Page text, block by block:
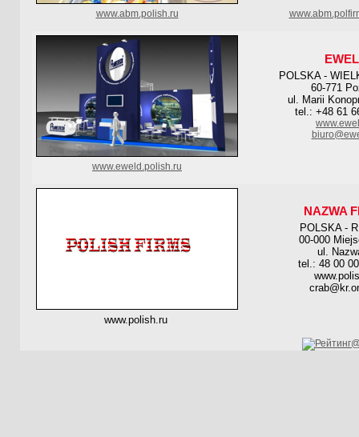
www.abm.polish.ru
POLSKA -
60-771
ul. Marii
tel.: +48 61
www.eweld.polish.ru
NAZWA
POLSKA -
00-000
ul.
tel.: 48 00
www.polish.ru